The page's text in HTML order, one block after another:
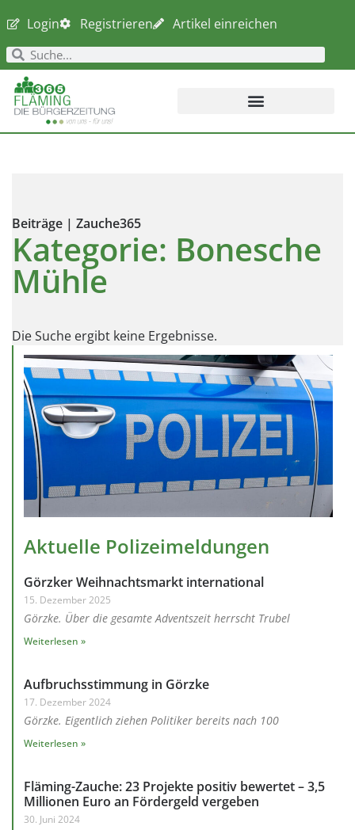
Login Registrieren Artikel einreichen
Beiträge | Zauche365
Kategorie: Bonesche
Mühle
Die Suche ergibt keine Ergebnisse.
Aktuelle Polizeimeldungen
Görzker Weihnachtsmarkt international
15. Dezember 2025
Görzke. Über die gesamte Adventszeit herrscht Trubel
Weiterlesen »
Aufbruchsstimmung in Görzke
17. Dezember 2024
Görzke. Eigentlich ziehen Politiker bereits nach 100
Weiterlesen »
Fläming-Zauche: 23 Projekte positiv bewertet – 3,5
Millionen Euro an Fördergeld vergeben
30. Juni 2024